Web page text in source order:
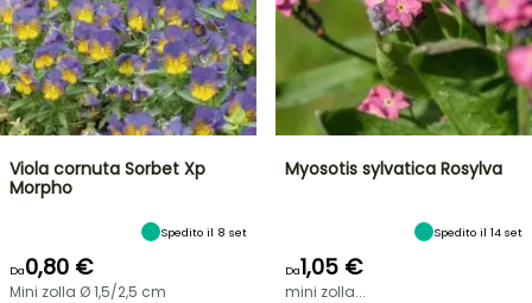
Viola cornuta Sorbet Xp
Morpho
Spedito il 8 set
Da0,80 €
Mini zolla Ø 1,5/2,5 cm
Myosotis sylvatica Rosylva
Spedito il 14 set
Da1,05 €
mini zolla...